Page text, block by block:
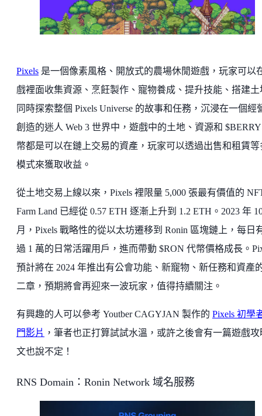
Pixels 是一個像素風格、開放式的農場休閒遊戲，玩家可以
戲裡面收集資源、烹飪製作、寵物養成、提升技能、搭建土
同時探索整個 Pixels Universe 的故事和任務，沉浸在一個經
創造的迷人 Web 3 世界中，遊戲中的土地、資源和
幣都是可以在鏈上交易的資產，玩家可以透過出售和租賃等
模式來獲取收益。
從土地交易上線以來，Pixels 裡限量 5,000 張最有價值的
Farm Land 已經從 0.57 ETH 逐漸上升到 1.2 ETH。2023 年
月，Pixels 戰略性的從以太坊遷移到 Ronin 區塊鏈上，每日
過 1 萬的日常活躍用戶，進而帶動 $RON 代幣價格成長。
預計將在 2024 年推出有公會功能、新寵物、新任務和資產
二章，預期將會再迎來一波玩家，值得持續關注。
有興趣的人可以參考 Youtber CAGYJAN 製作的 Pixels 初學
門影片 ，筆者也正打算試試水溫，或許之後會有一篇遊戲攻
文也說不定！
RNS Domain：Ronin Network 域名服務